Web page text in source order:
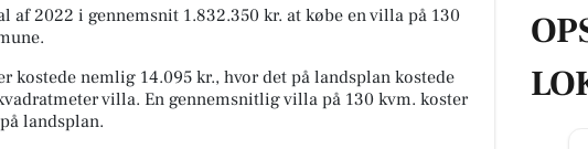
af 2022 i gennemsnit 1.832.350 kr. at købe en villa på 130
kostede nemlig 14.095 kr., hvor det på landsplan kostede
villa. En gennemsnitlig villa på 130 kvm. koster
landsplan.